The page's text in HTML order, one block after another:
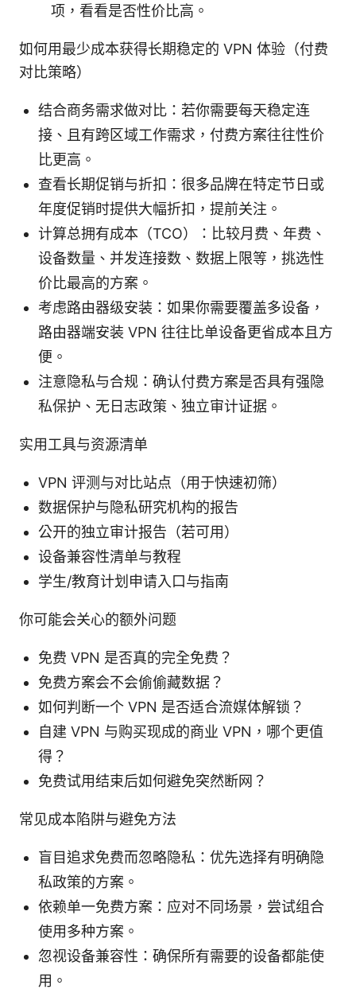
项，看看是否性价比高。
如何用最少成本获得长期稳定的 VPN 体验（付费
对比策略）
结合商务需求做对比：若你需要每天稳定连
接、且有跨区域工作需求，付费方案往往性价
比更高。
查看长期促销与折扣：很多品牌在特定节日或
年度促销时提供大幅折扣，提前关注。
计算总拥有成本（TCO）：比较月费、年费、
设备数量、并发连接数、数据上限等，挑选性
价比最高的方案。
考虑路由器级安装：如果你需要覆盖多设备，
路由器端安装 VPN 往往比单设备更省成本且方
便。
注意隐私与合规：确认付费方案是否具有强隐
私保护、无日志政策、独立审计证据。
实用工具与资源清单
VPN 评测与对比站点（用于快速初筛）
数据保护与隐私研究机构的报告
公开的独立审计报告（若可用）
设备兼容性清单与教程
学生/教育计划申请入口与指南
你可能会关心的额外问题
免费 VPN 是否真的完全免费？
免费方案会不会偷偷藏数据？
如何判断一个 VPN 是否适合流媒体解锁？
自建 VPN 与购买现成的商业 VPN，哪个更值
得？
免费试用结束后如何避免突然断网？
常见成本陷阱与避免方法
盲目追求免费而忽略隐私：优先选择有明确隐
私政策的方案。
依赖单一免费方案：应对不同场景，尝试组合
使用多种方案。
忽视设备兼容性：确保所有需要的设备都能使
用。